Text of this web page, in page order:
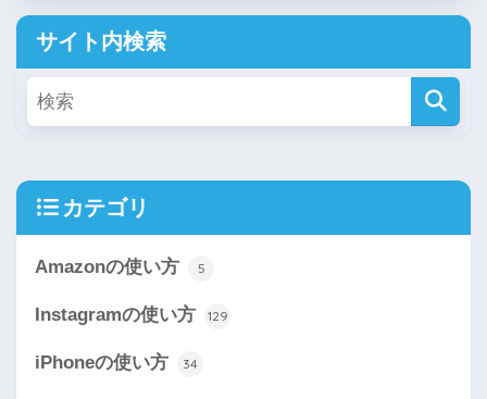
サイト内検索
カテゴリ
Amazonの使い方 5
Instagramの使い方 129
iPhoneの使い方 34